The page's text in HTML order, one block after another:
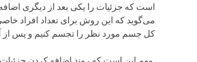
است که جزئیات را یکی بعد از دیگری اضافه
می‌گوید که این روش برای تعداد افراد
کل جسم مورد نظر را تجسم کنیم و پس از